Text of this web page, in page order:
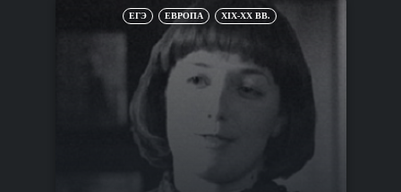
ЕГЭ ЕВРОПА XIX-XX ВВ.